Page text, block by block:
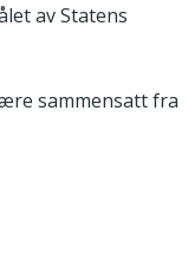
av Statens
sammensatt fra